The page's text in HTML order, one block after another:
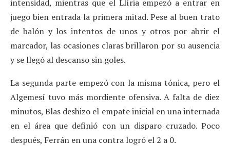
intensidad, mientras que el Llíria empezó a entrar en
juego bien entrada la primera mitad. Pese al buen trato
de balón y los intentos de unos y otros por abrir el
marcador, las ocasiones claras brillaron por su ausencia
y se llegó al descanso sin goles.
La segunda parte empezó con la misma tónica, pero el
Algemesí tuvo más mordiente ofensiva. A falta de diez
minutos, Blas deshizo el empate inicial en una internada
en el área que definió con un disparo cruzado. Poco
después, Ferrán en una contra logró el 2 a 0.